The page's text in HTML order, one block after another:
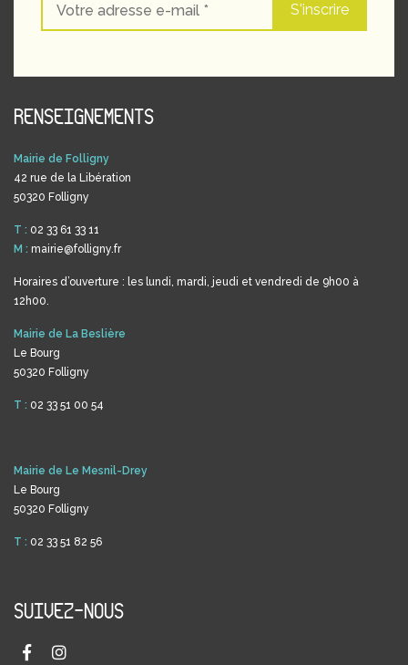
RENSEIGNEMENTS
Mairie de Folligny
42 rue de la Libération
50320 Folligny
T : 02 33 61 33 11
M : mairie@folligny.fr
Horaires d’ouverture : les lundi, mardi, jeudi et vendredi de 9h00 à
12h00.
Mairie de La Beslière
Le Bourg
50320 Folligny
T : 02 33 51 00 54
Mairie de Le Mesnil-Drey
Le Bourg
50320 Folligny
T : 02 33 51 82 56
SUIVEZ-NOUS